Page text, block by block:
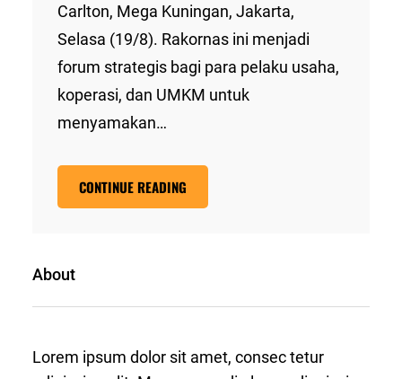
Carlton, Mega Kuningan, Jakarta,
Selasa (19/8). Rakornas ini menjadi
forum strategis bagi para pelaku usaha,
koperasi, dan UMKM untuk
menyamakan…
CONTINUE READING
About
Lorem ipsum dolor sit amet, consec tetur